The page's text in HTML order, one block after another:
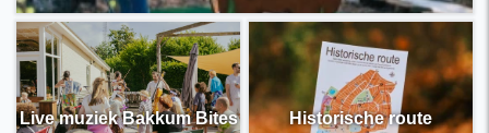
Historische route
Live muziek Bakkum Bites